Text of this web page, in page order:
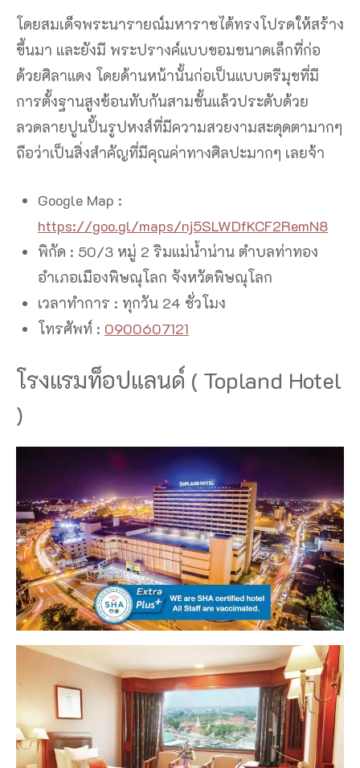
โดยสมเด็จพระนารายณ์มหาราชได้ทรงโปรดให้สร้าง
ขึ้นมา และยังมี พระปรางค์แบบขอมขนาดเล็กที่ก่อ
ด้วยศิลาแดง โดยด้านหน้านั้นก่อเป็นแบบตรีมุขที่มี
การตั้งฐานสูงซ้อนทับกันสามชั้นแล้วประดับด้วย
ลวดลายปูนปั้นรูปหงส์ที่มีความสวยงามสะดุดตามากๆ
ถือว่าเป็นสิ่งสำคัญที่มีคุณค่าทางศิลปะมากๆ เลยจ้า
Google Map :
https://goo.gl/maps/nj5SLWDfKCF2RemN8
พิกัด : 50/3 หมู่ 2 ริมแม่น้ำน่าน ตำบลท่าทอง
อำเภอเมืองพิษณุโลก จังหวัดพิษณุโลก
เวลาทำการ : ทุกวัน 24 ชั่วโมง
โทรศัพท์ : 0900607121
โรงแรมท็อปแลนด์ ( Topland Hotel
)